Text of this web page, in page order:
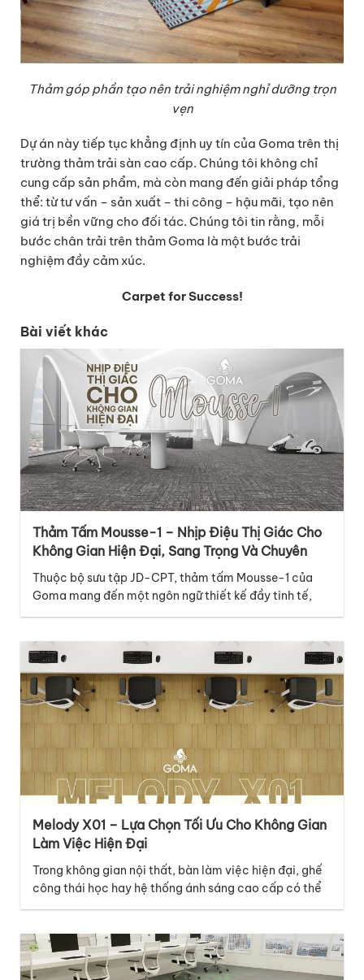
Thảm góp phần tạo nên trải nghiệm nghỉ dưỡng trọn
vẹn
Dự án này tiếp tục khẳng định uy tín của Goma trên thị
trường thảm trải sàn cao cấp. Chúng tôi không chỉ
cung cấp sản phẩm, mà còn mang đến giải pháp tổng
thể: từ tư vấn – sản xuất – thi công – hậu mãi, tạo nên
giá trị bền vững cho đối tác. Chúng tôi tin rằng, mỗi
bước chân trải trên thảm Goma là một bước trải
nghiệm đầy cảm xúc.
Carpet for Success!
Bài viết khác
Thảm Tấm Mousse-1 – Nhịp Điệu Thị Giác Cho
Không Gian Hiện Đại, Sang Trọng Và Chuyên
Nghiệp
Thuộc bộ sưu tập JD-CPT, thảm tấm Mousse-1 của
Goma mang đến một ngôn ngữ thiết kế đầy tinh tế,
hiện đại và giàu cảm xúc, phù hợp với nhiều không
Mousse-1 nằm ở thiết kế graphic với những đường vân
dọc đan xen…
Melody X01 – Lựa Chọn Tối Ưu Cho Không Gian
Làm Việc Hiện Đại
Trong không gian nội thất, bàn làm việc hiện đại, ghế
công thái học hay hệ thống ánh sáng cao cấp có thể
là những điểm nhấn nổi bật, nhưng lớp nền dưới chân
Với thiết kế thuộc bộ sưu tập…